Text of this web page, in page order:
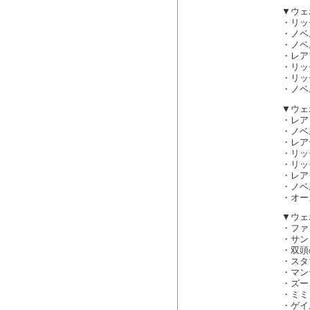
▼ウェ
・リ
・ノ
・ノ
・レ
・リ
・リ
・ノ
▼ウェ
・レ
・ノ
・レ
・リ
・リ
・レ
・ノ
・オ
▼ウェ
・フ
・サ
・双
・ス
・マ
・ズー
・ミ
・ゲ